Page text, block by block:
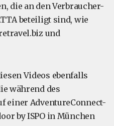
die an den Verbraucher-
beteiligt sind, wie
und
Videos ebenfalls
während des
einer AdventureConnect-
by ISPO in München